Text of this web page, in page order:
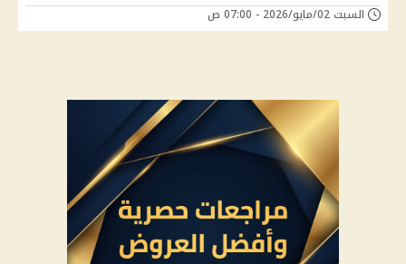
السبت 02/مايو/2026 - 07:00 ص